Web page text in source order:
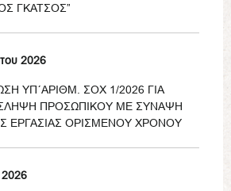
ΓΚΑΤΣΟΣ”
2026
ΥΠ΄ΑΡΙΘΜ. ΣΟΧ 1/2026 ΓΙΑ
ΠΡΟΣΩΠΙΚΟΥ ΜΕ ΣΥΝΑΨΗ
ΕΡΓΑΣΙΑΣ ΟΡΙΣΜΕΝΟΥ ΧΡΟΝΟΥ
2026